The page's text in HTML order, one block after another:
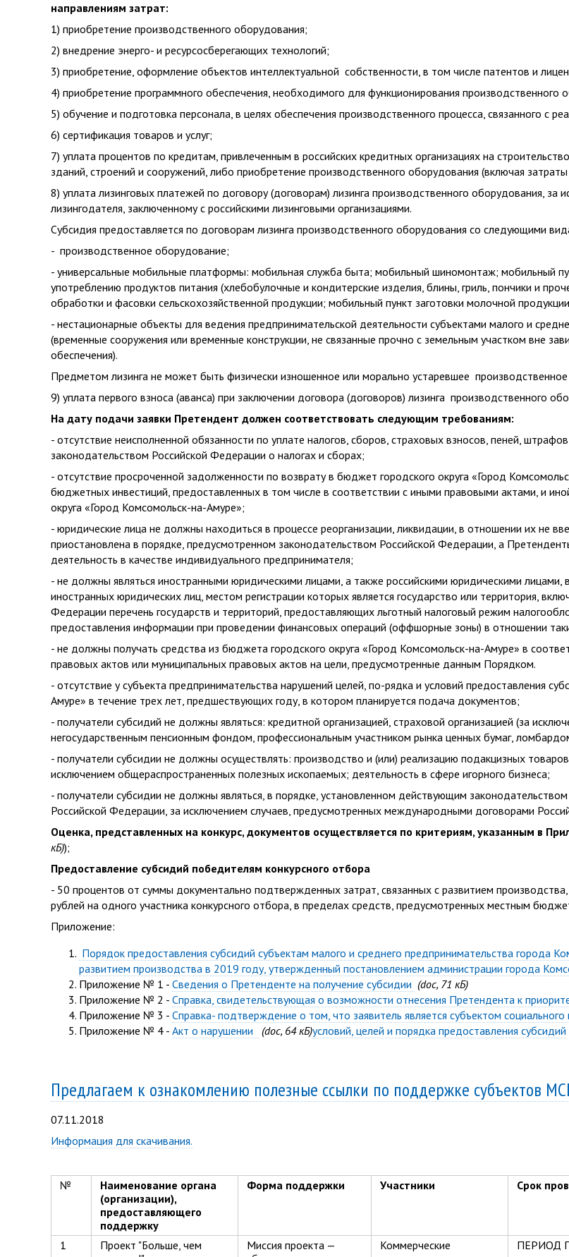
направлениям затрат:
1) приобретение производственного оборудования;
2) внедрение энерго- и ресурсосберегающих технологий;
3) приобретение, оформление объектов интеллектуальной собственности, в том числе патентов и
4) приобретение программного обеспечения, необходимого для функционирования производственного
5) обучение и подготовка персонала, в целях обеспечения производственного процесса, связанного с
6) сертификация товаров и услуг;
7) уплата процентов по кредитам, привлеченным в российских кредитных организациях на
зданий, строений и сооружений, либо приобретение производственного оборудования (включая
8) уплата лизинговых платежей по договору (договорам) лизинга производственного оборудования,
лизингодателя, заключенному с российскими лизинговыми организациями.
Субсидия предоставляется по договорам лизинга производственного оборудования со следующими
- производственное оборудование;
- универсальные мобильные платформы: мобильная служба быта; мобильный шиномонтаж; мобильный
употреблению продуктов питания (хлебобулочные и кондитерские изделия, блины, гриль, пончики и
обработки и фасовки сельскохозяйственной продукции; мобильный пункт заготовки молочной
- нестационарные объекты для ведения предпринимательской деятельности субъектами малого и
(временные сооружения или временные конструкции, не связанные прочно с земельным участком вне
обеспечения).
Предметом лизинга не может быть физически изношенное или морально устаревшее
9) уплата первого взноса (аванса) при заключении договора (договоров) лизинга производственного
На дату подачи заявки Претендент должен соответствовать следующим требованиям:
- отсутствие неисполненной обязанности по уплате налогов, сборов, страховых взносов, пеней,
законодательством Российской Федерации о налогах и сборах;
- отсутствие просроченной задолженности по возврату в бюджет городского округа «Город
бюджетных инвестиций, предоставленных в том числе в соответствии с иными правовыми актами, и
округа «Город Комсомольск-на-Амуре»;
- юридические лица не должны находиться в процессе реорганизации, ликвидации, в отношении их не
приостановлена в порядке, предусмотренном законодательством Российской Федерации, а
деятельность в качестве индивидуального предпринимателя;
- не должны являться иностранными юридическими лицами, а также российскими юридическими лицами,
иностранных юридических лиц, местом регистрации которых является государство или территория,
Федерации перечень государств и территорий, предоставляющих льготный налоговый режим
предоставления информации при проведении финансовых операций (оффшорные зоны) в отношении
- не должны получать средства из бюджета городского округа «Город Комсомольск-на-Амуре» в
правовых актов или муниципальных правовых актов на цели, предусмотренные данным Порядком.
- отсутствие у субъекта предпринимательства нарушений целей, по-рядка и условий предоставления
Амуре» в течение трех лет, предшествующих году, в котором планируется подача документов;
- получатели субсидий не должны являться: кредитной организацией, страховой организацией (за
негосударственным пенсионным фондом, профессиональным участником рынка ценных бумаг,
- получатели субсидии не должны осуществлять: производство и (или) реализацию подакцизных
исключением общераспространенных полезных ископаемых; деятельность в сфере игорного бизнеса;
- получатели субсидии не должны являться, в порядке, установленном действующим
Российской Федерации, за исключением случаев, предусмотренных международными договорами
Оценка, представленных на конкурс, документов осуществляется по критериям, указанным в
кБ));
Предоставление субсидий победителям конкурсного отбора
- 50 процентов от суммы документально подтвержденных затрат, связанных с развитием
рублей на одного участника конкурсного отбора, в пределах средств, предусмотренных местным
Приложение:
Порядок предоставления субсидий субъектам малого и среднего предпринимательства города
развитием производства в 2019 году, утвержденный постановлением администрации города
Приложение № 1 - Сведения о Претенденте на получение субсидии (doc, 71 кБ)
Приложение № 2 - Справка, свидетельствующая о возможности отнесения Претендента к
Приложение № 3 - Справка- подтверждение о том, что заявитель является субъектом
Приложение № 4 - Акт о нарушении (doc, 64 кБ)условий, целей и порядка предоставления субсидий
Предлагаем к ознакомлению полезные ссылки по поддержке субъектов
07.11.2018
Информация для скачивания.
№
Наименование органа
(организации),
предоставляющего
поддержку
Форма поддержки Участники Срок
1
Проект "Больше, чем
Миссия проекта —
Коммерческие
ПЕРИОД